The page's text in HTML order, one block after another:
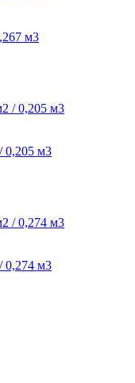
м3
0,205 м3
0,274 м3